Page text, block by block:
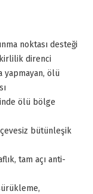
noktası desteği
kirlilik direnci
yapmayan, ölü
ölü bölge
bütünleşik
tam açı anti-